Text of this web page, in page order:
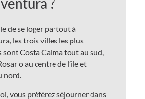
?
de se loger partout à
les trois villes les plus
Costa Calma tout au sud,
au centre de l’ile et
nord.
vous préférez séjourner dans